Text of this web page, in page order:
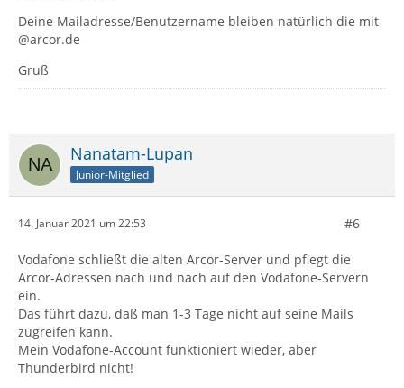
Deine Mailadresse/Benutzername bleiben natürlich die mit
@arcor.de
Gruß
Nanatam-Lupan
Junior-Mitglied
14. Januar 2021 um 22:53 #6
Vodafone schließt die alten Arcor-Server und pflegt die
Arcor-Adressen nach und nach auf den Vodafone-Servern
ein.
Das führt dazu, daß man 1-3 Tage nicht auf seine Mails
zugreifen kann.
Mein Vodafone-Account funktioniert wieder, aber
Thunderbird nicht!